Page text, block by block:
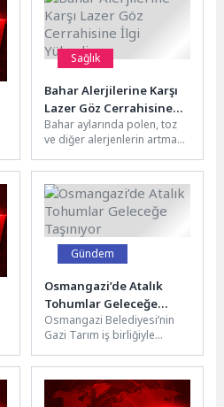
Sağlık
Bahar Alerjilerine Karşı
Lazer Göz Cerrahisine
İlgi Yükseliyor
Bahar aylarında polen, toz
ve diğer alerjenlerin artması,
ciddi rahatsızlıklara yol...
Gündem
Osmangazi’de Atalık
Tohumlar Geleceğe
Taşınıyor
Osmangazi Belediyesi’nin
Gazi Tarım iş birliğiyle
Şenliği’nde 40 bin paket
yerel ve...